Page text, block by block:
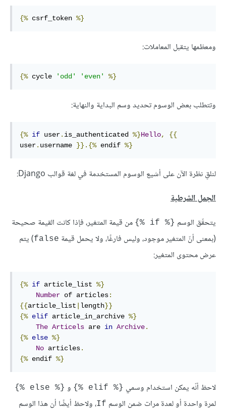
{% csrf_token %}
ومعظمها يتقبل المعاملات:
{% cycle 'odd' 'even' %}
وتتطلب بعض الوسوم تحديد وسم البداية والنهاية:
{% if user. is_authenticated %}Hello,
{{
user. username }}.{% endif %}
لنلقِ نظرة اﻵن على أشيع الوسوم المستخدمة في لغة قوالب Django:
الجمل الشرطية
يتحقّق الوسم {% if %}
من قيمة المتغير، فإذا كانت القيمة صحيحة
(بمعنى أنّ المتغير موجود، وليس فارغًا، ولا يحمل قيمة false) يتم
عرض محتوى المتغير:
{% if article_list %}
Number of articles:
{{article_list length}}
{% elif article_in_archive %}
The Articels are in Archive.
{% else %}
No articles.
{% endif %}
ﻻحظ أنّه يمكن استخدام وسمي {% elif %} و {% else %}
لمرة واحدة أو لعدة مرات ضمن الوسم If، وﻻحظ أيضًا أن هذا الوسم